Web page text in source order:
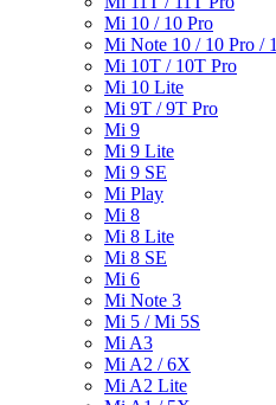
Mi 10 / 10 Pro
Mi Note 10 / 10 Pro /
Mi 10T / 10T Pro
Mi 10 Lite
Mi 9T / 9T Pro
Mi 9
Mi 9 Lite
Mi 9 SE
Mi Play
Mi 8
Mi 8 Lite
Mi 8 SE
Mi 6
Mi Note 3
Mi 5 / Mi 5S
Mi A3
Mi A2 / 6X
Mi A2 Lite